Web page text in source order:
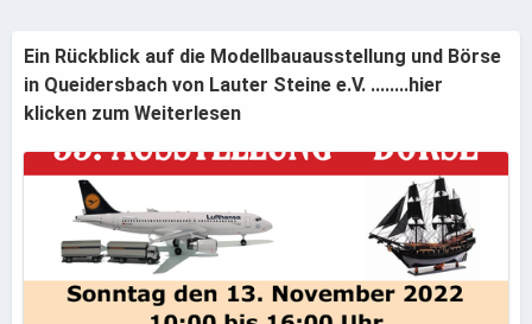
Ein Rückblick auf die Modellbauausstellung und Börse
in Queidersbach von Lauter Steine e.V. ........hier
klicken zum Weiterlesen